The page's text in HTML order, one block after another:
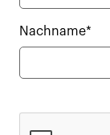
Nachname*